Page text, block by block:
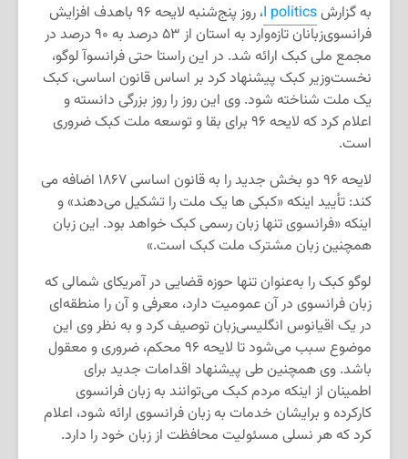
به گزارشI politics
، روز پنج‌شنبه لایحه ۹۶ باهدف افزایش
فرانسوی‌زبانان تازه‌وارد به استان از ۵۳ درصد به ۹۰ درصد در
مجمع ملی کبک ارائه شد. در این راستا حتی فرانسوآ لوگو،
نخست‌وزیر کبک پیشنهاد کرد بر اساس قانون اساسی، کبک
یک ملت شناخته شود. وی این روز را روز بزرگی دانسته و
اعلام کرد که لایحه ۹۶ برای بقا و توسعه ملت کبک ضروری
است.
لایحه ۹۶ دو بخش جدید را به قانون اساسی ۱۸۶۷ اضافه می
کند: تأیید اینکه «کبکی ها یک ملت را تشکیل می‌دهند» و
اینکه «فرانسوی تنها زبان رسمی کبک خواهد بود. این زبان
همچنین زبان مشترک ملت کبک است.»
لوگو كبک را به‌عنوان تنها حوزه قضایی در آمریكای شمالی كه
زبان فرانسوی در آن عمومیت دارد، معرفی و آن را منطقه‌ای
در یک اقیانوس انگلیسی‌زبان توصیف کرد و به نظر وی این
موضوع سبب می‌شود تا لایحه ۹۶ محكم، ضروری و معقول
باشد. وی همچنین طی پیشنهاد اقدامات جدید برای
اطمینان از اینکه مردم کبک می‌توانند به زبان فرانسوی
کارکرده و برایشان خدمات به زبان فرانسوی ارائه شود، اعلام
کرد که هر نسلی مسئولیت محافظت از زبان خود را دارد.